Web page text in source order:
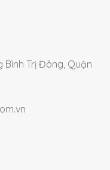
Bình Trị Đông, Quận